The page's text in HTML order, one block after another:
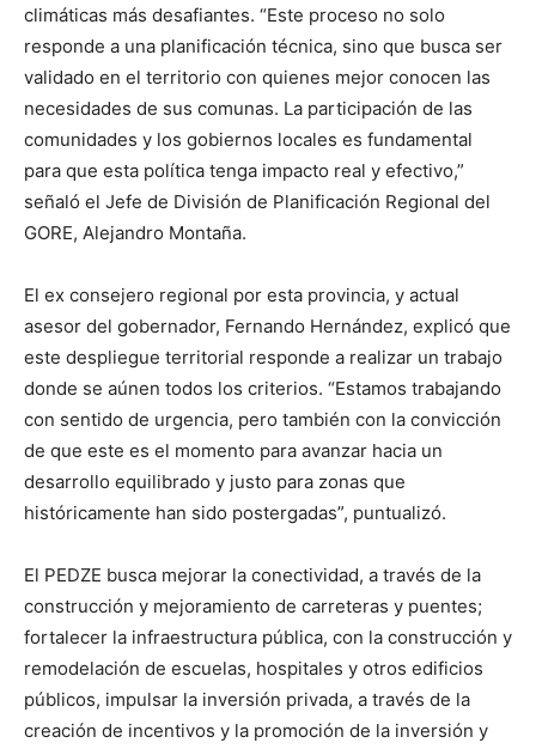
climáticas más desafiantes. “Este proceso no solo
responde a una planificación técnica, sino que busca ser
validado en el territorio con quienes mejor conocen las
necesidades de sus comunas. La participación de las
comunidades y los gobiernos locales es fundamental
para que esta política tenga impacto real y efectivo,”
señaló el Jefe de División de Planificación Regional del
GORE, Alejandro Montaña.
El ex consejero regional por esta provincia, y actual
asesor del gobernador, Fernando Hernández, explicó que
este despliegue territorial responde a realizar un trabajo
donde se aúnen todos los criterios. “Estamos trabajando
con sentido de urgencia, pero también con la convicción
de que este es el momento para avanzar hacia un
desarrollo equilibrado y justo para zonas que
históricamente han sido postergadas”, puntualizó.
El PEDZE busca mejorar la conectividad, a través de la
construcción y mejoramiento de carreteras y puentes;
fortalecer la infraestructura pública, con la construcción y
remodelación de escuelas, hospitales y otros edificios
públicos, impulsar la inversión privada, a través de la
creación de incentivos y la promoción de la inversión y